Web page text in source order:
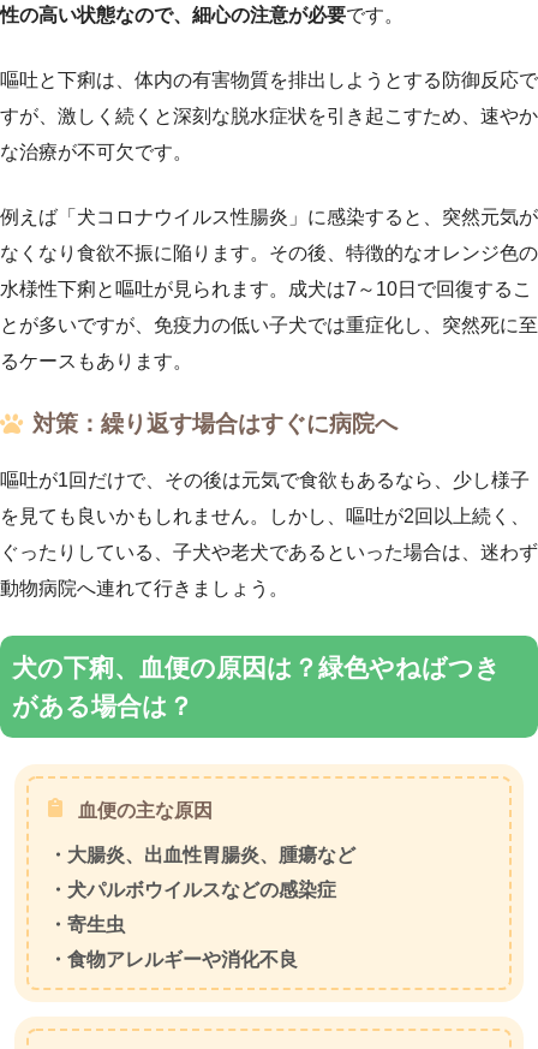
性の高い状態なので、細心の注意が必要です。
嘔吐と下痢は、体内の有害物質を排出しようとする防御反応で
すが、激しく続くと深刻な脱水症状を引き起こすため、速やか
な治療が不可欠です。
例えば「犬コロナウイルス性腸炎」に感染すると、突然元気が
なくなり食欲不振に陥ります。その後、特徴的なオレンジ色の
水様性下痢と嘔吐が見られます。成犬は7～10日で回復するこ
とが多いですが、免疫力の低い子犬では重症化し、突然死に至
るケースもあります。
対策：繰り返す場合はすぐに病院へ
嘔吐が1回だけで、その後は元気で食欲もあるなら、少し様子
を見ても良いかもしれません。しかし、嘔吐が2回以上続く、
ぐったりしている、子犬や老犬であるといった場合は、迷わず
動物病院へ連れて行きましょう。
犬の下痢、血便の原因は？緑色やねばつき
がある場合は？
血便の主な原因
・大腸炎、出血性胃腸炎、腫瘍など
・犬パルボウイルスなどの感染症
・寄生虫
・食物アレルギーや消化不良